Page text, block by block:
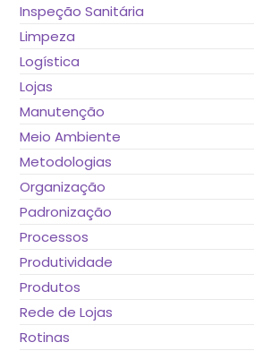
Inspeção Sanitária
Limpeza
Logística
Lojas
Manutenção
Meio Ambiente
Metodologias
Organização
Padronização
Processos
Produtividade
Produtos
Rede de Lojas
Rotinas